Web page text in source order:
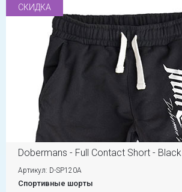
СКИДКА
Dobermans - Full Contact Short - Black
Артикул: D-SP120A
Спортивные шорты